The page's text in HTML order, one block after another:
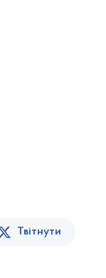
Твітнути